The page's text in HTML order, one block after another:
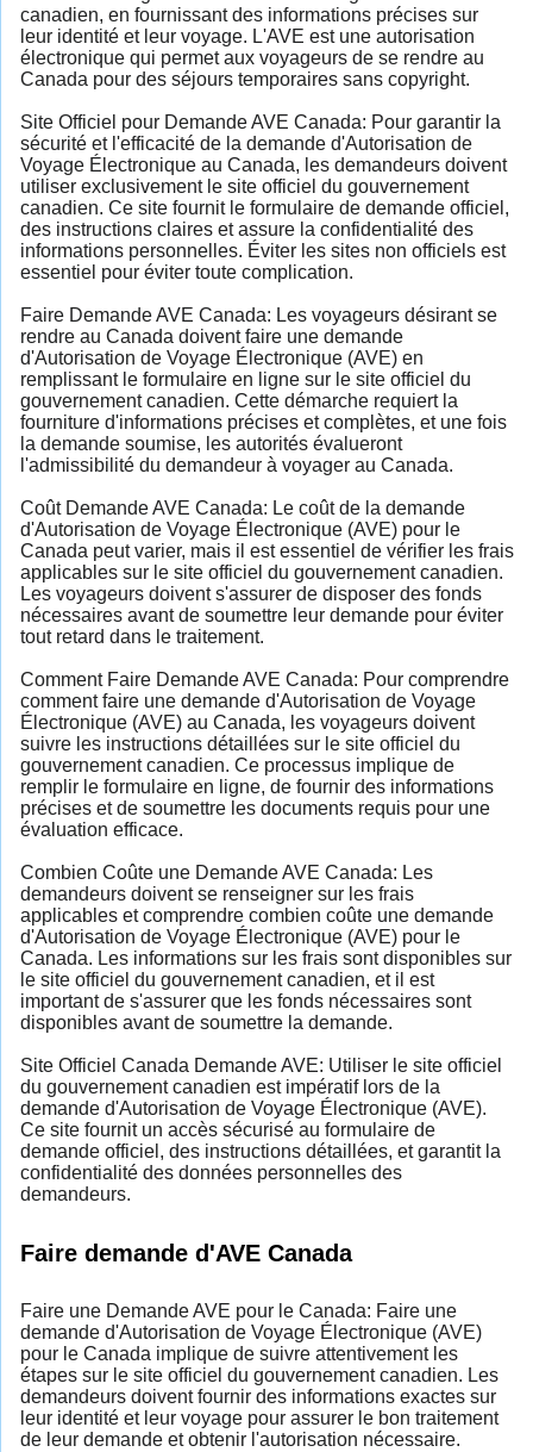
canadien, en fournissant des informations précises sur
leur identité et leur voyage. L'AVE est une autorisation
électronique qui permet aux voyageurs de se rendre au
Canada pour des séjours temporaires sans copyright.
Site Officiel pour Demande AVE Canada: Pour garantir la
sécurité et l'efficacité de la demande d'Autorisation de
Voyage Électronique au Canada, les demandeurs doivent
utiliser exclusivement le site officiel du gouvernement
canadien. Ce site fournit le formulaire de demande officiel,
des instructions claires et assure la confidentialité des
informations personnelles. Éviter les sites non officiels est
essentiel pour éviter toute complication.
Faire Demande AVE Canada: Les voyageurs désirant se
rendre au Canada doivent faire une demande
d'Autorisation de Voyage Électronique (AVE) en
remplissant le formulaire en ligne sur le site officiel du
gouvernement canadien. Cette démarche requiert la
fourniture d'informations précises et complètes, et une fois
la demande soumise, les autorités évalueront
l'admissibilité du demandeur à voyager au Canada.
Coût Demande AVE Canada: Le coût de la demande
d'Autorisation de Voyage Électronique (AVE) pour le
Canada peut varier, mais il est essentiel de vérifier les frais
applicables sur le site officiel du gouvernement canadien.
Les voyageurs doivent s'assurer de disposer des fonds
nécessaires avant de soumettre leur demande pour éviter
tout retard dans le traitement.
Comment Faire Demande AVE Canada: Pour comprendre
comment faire une demande d'Autorisation de Voyage
Électronique (AVE) au Canada, les voyageurs doivent
suivre les instructions détaillées sur le site officiel du
gouvernement canadien. Ce processus implique de
remplir le formulaire en ligne, de fournir des informations
précises et de soumettre les documents requis pour une
évaluation efficace.
Combien Coûte une Demande AVE Canada: Les
demandeurs doivent se renseigner sur les frais
applicables et comprendre combien coûte une demande
d'Autorisation de Voyage Électronique (AVE) pour le
Canada. Les informations sur les frais sont disponibles sur
le site officiel du gouvernement canadien, et il est
important de s'assurer que les fonds nécessaires sont
disponibles avant de soumettre la demande.
Site Officiel Canada Demande AVE: Utiliser le site officiel
du gouvernement canadien est impératif lors de la
demande d'Autorisation de Voyage Électronique (AVE).
Ce site fournit un accès sécurisé au formulaire de
demande officiel, des instructions détaillées, et garantit la
confidentialité des données personnelles des
demandeurs.
Faire demande d'AVE Canada
Faire une Demande AVE pour le Canada: Faire une
demande d'Autorisation de Voyage Électronique (AVE)
pour le Canada implique de suivre attentivement les
étapes sur le site officiel du gouvernement canadien. Les
demandeurs doivent fournir des informations exactes sur
leur identité et leur voyage pour assurer le bon traitement
de leur demande et obtenir l'autorisation nécessaire.